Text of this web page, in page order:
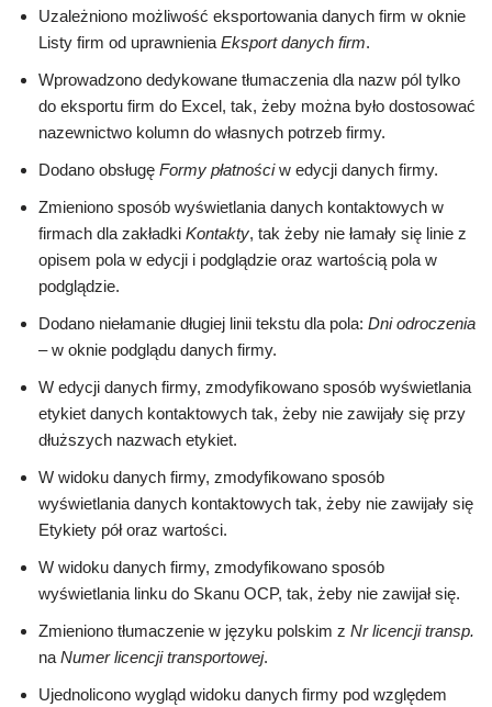
Uzależniono możliwość eksportowania danych firm w oknie
Listy firm od uprawnieniaEksport danych firm.
Wprowadzono dedykowane tłumaczenia dla nazw pól tylko
do eksportu firm do Excel, tak, żeby można było dostosować
nazewnictwo kolumn do własnych potrzeb firmy.
Dodano obsługę Formy płatnościw edycji danych firmy.
Zmieniono sposób wyświetlania danych kontaktowych w
firmach dla zakładki Kontakty, tak żeby nie łamały się linie z
opisem pola w edycji i podglądzie oraz wartością pola w
podglądzie.
Dodano niełamanie długiej linii tekstu dla pola: Dni odroczenia
– w oknie podglądu danych firmy.
W edycji danych firmy, zmodyfikowano sposób wyświetlania
etykiet danych kontaktowych tak, żeby nie zawijały się przy
dłuższych nazwach etykiet.
W widoku danych firmy, zmodyfikowano sposób
wyświetlania danych kontaktowych tak, żeby nie zawijały się
Etykiety pół oraz wartości.
W widoku danych firmy, zmodyfikowano sposób
wyświetlania linku do Skanu OCP, tak, żeby nie zawijał się.
Zmieniono tłumaczenie w języku polskim z Nr licencji transp.
naNumer licencji transportowej.
Ujednolicono wygląd widoku danych firmy pod względem